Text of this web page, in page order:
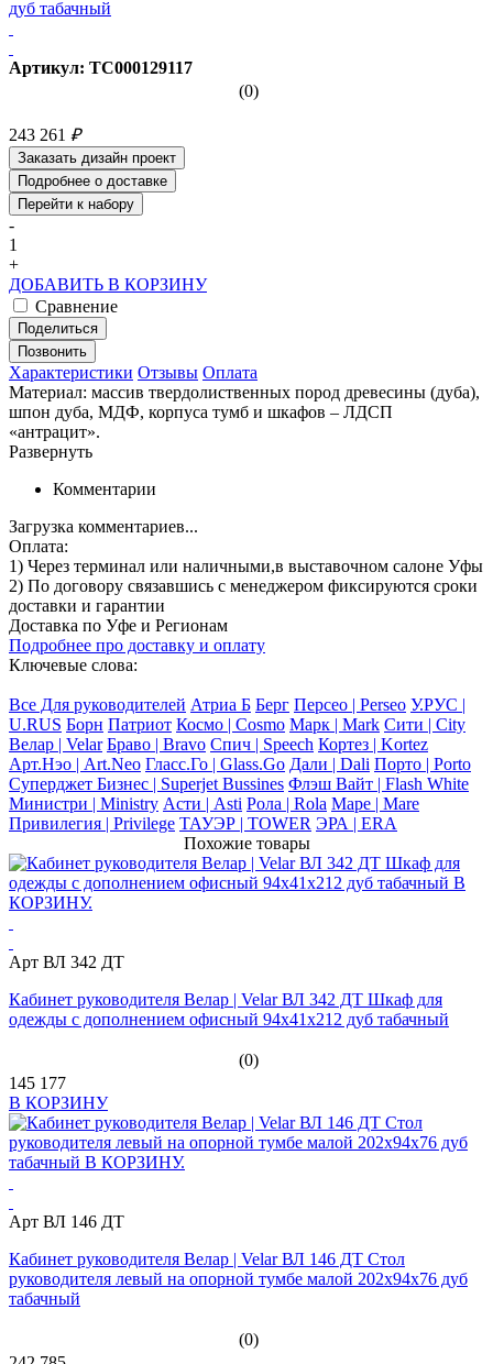
Артикул: ТС000129117
(0)
243 261 ₽
Заказать дизайн проект
Подробнее о доставке
Перейти к набору
-
1
+
ДОБАВИТЬ В КОРЗИНУ
Сравнение
Поделиться
Позвонить
Характеристики Отзывы Оплата
Материал: массив твердолиственных пород древесины (дуба),
шпон дуба, МДФ, корпуса тумб и шкафов – ЛДСП
«антрацит».
Развернуть
Комментарии
Загрузка комментариев...
Оплата:
1) Через терминал или наличными,в выставочном салоне Уфы
2) По договору связавшись с менеджером фиксируются сроки
доставки и гарантии
Доставка по Уфе и Регионам
Подробнее про доставку и оплату
Ключевые слова:
Все Для руководителей Атриа Б Берг Персео | Perseo У.РУС |
U.RUS Борн Патриот Космо | Cosmo Марк | Mark Сити | City
Велар | Velar Браво | Bravo Спич | Speech Кортез | Kortez
Арт.Нэо | Art.Neo Гласс.Го | Glass.Go Дали | Dali Порто | Porto
Суперджет Бизнес | Superjet Bussines Флэш Вайт | Flash White
Министри | Ministry Асти | Asti Рола | Rola Маре | Mare
Привилегия | Privilege ТАУЭР | TOWER ЭРА | ERA
Похожие товары
Арт ВЛ 342 ДТ
Кабинет руководителя Велар | Velar ВЛ 342 ДТ Шкаф для
одежды с дополнением офисный 94х41х212 дуб табачный
(0)
145 177
В КОРЗИНУ
Арт ВЛ 146 ДТ
Кабинет руководителя Велар | Velar ВЛ 146 ДТ Стол
руководителя левый на опорной тумбе малой 202x94x76 дуб
табачный
(0)